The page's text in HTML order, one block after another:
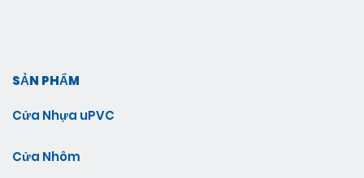
SẢN PHẨM
Cửa Nhựa uPVC
Cửa Nhôm